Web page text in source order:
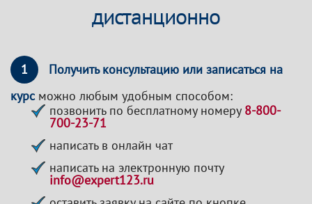
дистанционно
1
Получить консультацию или записаться на
курсможно любым удобным способом:
позвонить по бесплатному номеру 8-800-
700-23-71
написать в онлайн чат
написать на электронную почту
info@expert123.ru